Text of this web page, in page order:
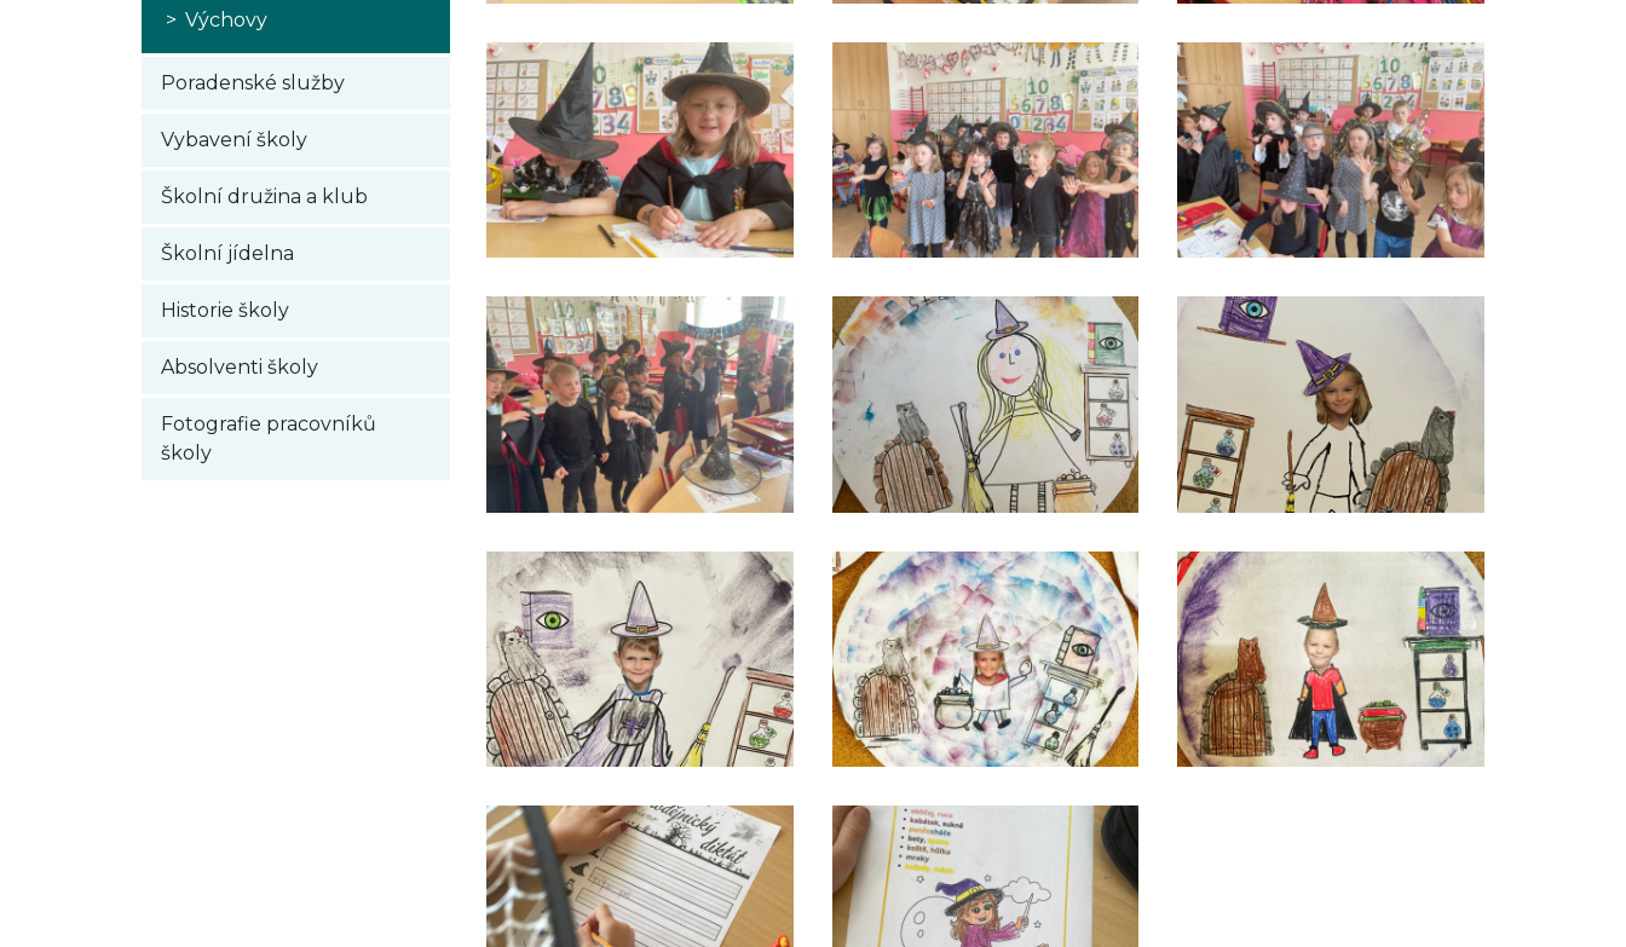
Výchovy
Poradenské služby
Vybavení školy
Školní družina a klub
Školní jídelna
Historie školy
Absolventi školy
Fotografie pracovníků
školy